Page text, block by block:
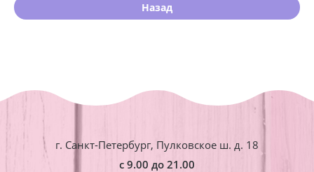
Назад
г. Санкт-Петербург, Пулковское ш. д. 18
с 9.00 до 21.00